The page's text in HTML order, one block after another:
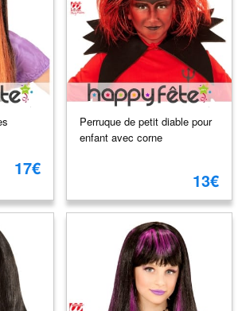
17€
Perruque de petit diable pour
enfant avec corne
13€